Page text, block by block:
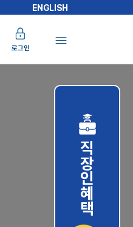
ENGLISH
로그인
직장인혜택